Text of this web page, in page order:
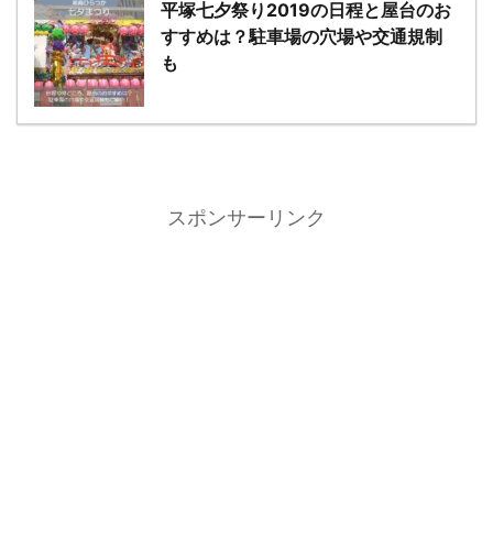
平塚七夕祭り2019の日程と屋台のお
すすめは？駐車場の穴場や交通規制
も
スポンサーリンク